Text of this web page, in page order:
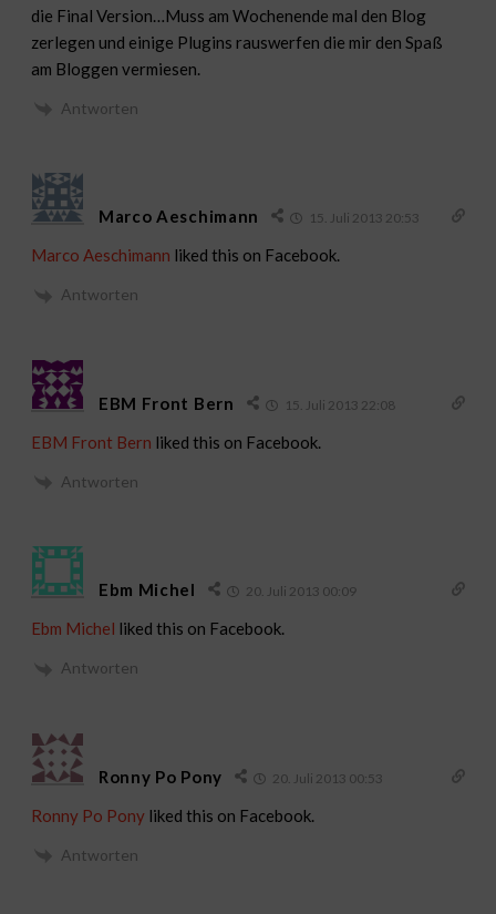
die Final Version…Muss am Wochenende mal den Blog
zerlegen und einige Plugins rauswerfen die mir den Spaß
am Bloggen vermiesen.
Antworten
Marco Aeschimann 15. Juli 2013 20:53
Marco Aeschimann liked this on Facebook.
Antworten
EBM Front Bern 15. Juli 2013 22:08
EBM Front Bern liked this on Facebook.
Antworten
Ebm Michel 20. Juli 2013 00:09
Ebm Michel liked this on Facebook.
Antworten
Ronny Po Pony 20. Juli 2013 00:53
Ronny Po Ponyliked this on Facebook.
Antworten